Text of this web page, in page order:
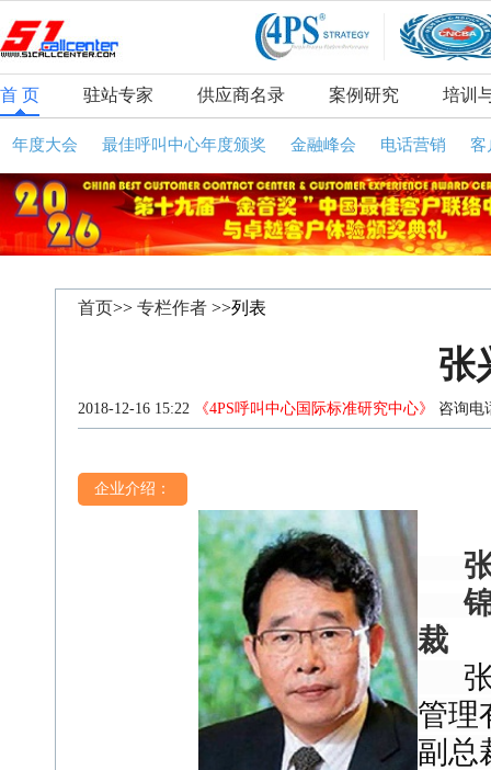
首 页 驻站专家 供应商名录 案例研究 培训
年度大会 最佳呼叫中心年度颁奖 金融峰会 电话营销 客
首页>> 专栏作者 >>列表
张
2018-12-16 15:22 《4PS呼叫中心国际标准研究中心》 咨询电
企业介绍：
张
锦
裁
张
管理
副总